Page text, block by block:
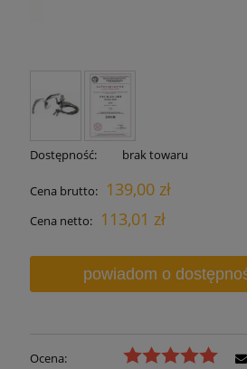
Dostępność: brak towaru
Cena brutto: 139,00 zł
Cena netto: 113,01 zł
powiadom o
Ocena: